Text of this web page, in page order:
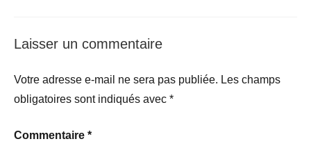
Laisser un commentaire
Votre adresse e-mail ne sera pas publiée. Les champs
obligatoires sont indiqués avec *
Commentaire *